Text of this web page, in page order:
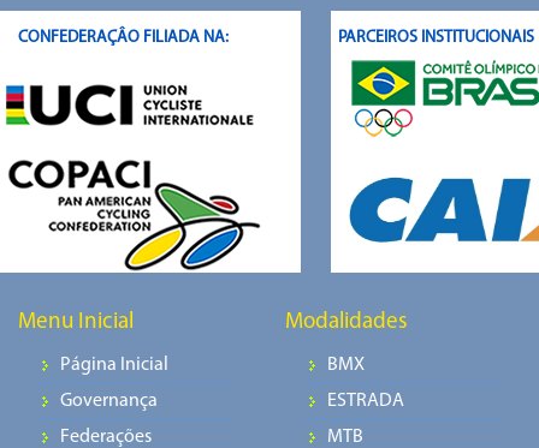
CONFEDERAÇÂO FILIADA NA: PARCEIROS
Menu Inicial
Página Inicial
Governança
Federações
Modalidades
BMX
ESTRADA
MTB